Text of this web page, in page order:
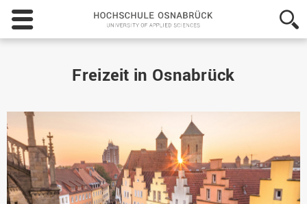
Hochschule
Osnabrück
-
Freizeit in Osnabrück